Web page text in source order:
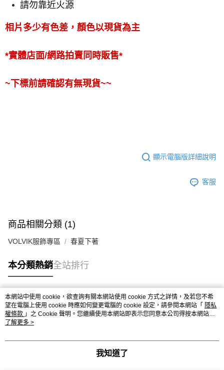
請勿靠近火源
相片多少有色差，顏色以現貨為主
*實體店面/網路拍賣同時販售*
~下標前請確認有無現貨~~
顯示電腦版詳細說明
客服
商品相關分類 (1)
VOLVIK服飾專區 春夏下著
本分類熱銷全站排行
熱門標籤
本網站中使用 cookie，欲查詢有關本網站使用 cookie 方式之詳情，及若您不希
望在電腦上使用 cookie 時應如何變更電腦的 cookie 設定，請參閱本網站「 隱私
權條款 」之 Cookie 聲明。您繼續使用本網站即表示您同意本公司得按本網站使
用條款之 Cookie 聲明使用 cookie。
了解更多 >
我知道了